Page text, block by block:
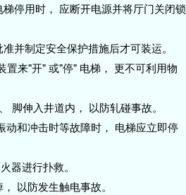
停用时， 应断开电源并将厅门关闭锁
并制定安全保护措施后才可装运。
来"开" 或"停" 电梯， 更不可利用物
脚伸入井道内， 以防轧碰事故。
和冲击时等故障时， 电梯应立即停
器进行扑救。
以防发生触电事故。